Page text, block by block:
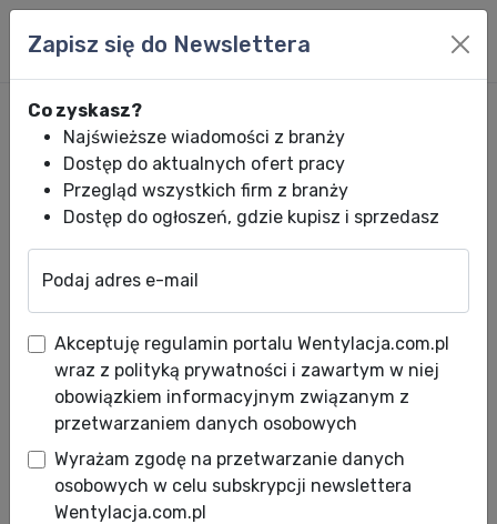
Szybkie cięcie nożycami
Stanley
Data publikacji: 26.10.2010
Data aktualizacji: 28.10.2010
Proste, wygięte i odgięte – nożyce FatMax do
Zapisz się do Newslettera
Co zyskasz?
Najświeższe wiadomości z branży
Dostęp do aktualnych ofert pracy
Przegląd wszystkich firm z branży
Dostęp do ogłoszeń, gdzie kupisz i sprzedasz
Podaj adres e-mail
Akceptuję regulamin portalu Wentylacja.com.pl
wraz z polityką prywatności i zawartym w niej
obowiązkiem informacyjnym związanym z
przetwarzaniem danych osobowych
Wyrażam zgodę na przetwarzanie danych
osobowych w celu subskrypcji newslettera
Wentylacja.com.pl